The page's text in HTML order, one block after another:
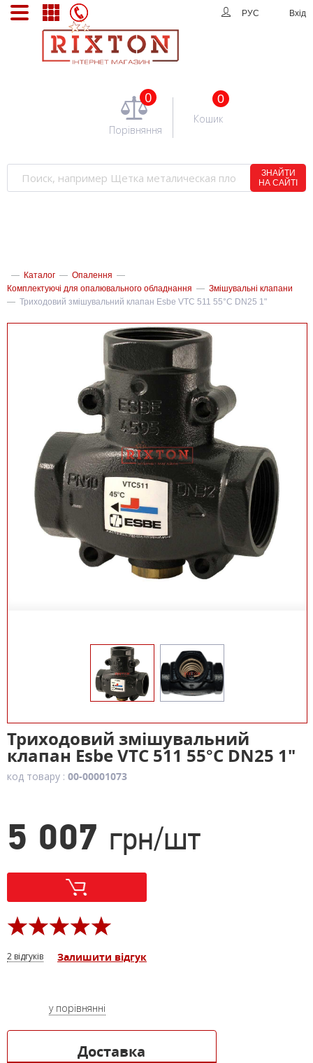
РУС Вхід
0
Порівняння
0
Кошик
ЗНАЙТИ
НА САЙТІ
— Каталог — Опалення —
Комплектуючі для опалювального обладнання — Змішувальні клапани
— Триходовий змішувальний клапан Esbe VTC 511 55°C DN25 1"
Триходовий змішувальний
клапан Esbe VTC 511 55°C DN25 1"
код товару : 00-00001073
5 007 грн/шт
2 відгуків Залишити відгук
у порівнянні
Доставка